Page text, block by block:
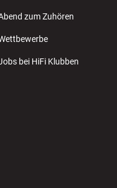
zum Zuhören
bei HiFi Klubben